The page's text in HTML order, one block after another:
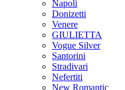
Napoli
Donizetti
Venere
GIULIETTA
Vogue Silver
Santorini
Stradivari
Nefertiti
New Romantic